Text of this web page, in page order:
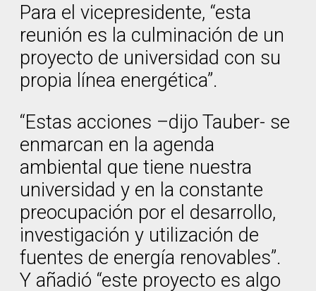
Para el vicepresidente, “esta
reunión es la culminación de un
proyecto de universidad con su
propia línea energética”.
“Estas acciones –dijo Tauber- se
enmarcan en la agenda
ambiental que tiene nuestra
universidad y en la constante
preocupación por el desarrollo,
investigación y utilización de
fuentes de energía renovables”.
Y añadió “este proyecto es algo